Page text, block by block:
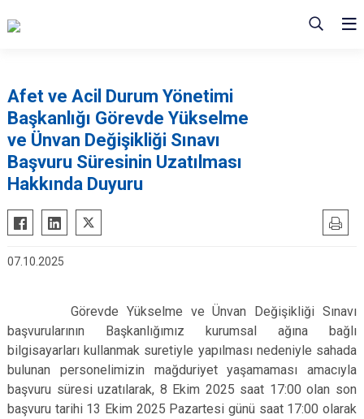
Afet ve Acil Durum Yönetimi
Başkanlığı Görevde Yükselme
ve Ünvan Değişikliği Sınavı
Başvuru Süresinin Uzatılması
Hakkında Duyuru
07.10.2025
Görevde Yükselme ve Ünvan Değişikliği Sınavı
başvurularının Başkanlığımız kurumsal ağına bağlı
bilgisayarları kullanmak suretiyle yapılması nedeniyle sahada
bulunan personelimizin mağduriyet yaşamaması amacıyla
başvuru süresi uzatılarak, 8 Ekim 2025 saat 17:00 olan son
başvuru tarihi 13 Ekim 2025 Pazartesi günü saat 17:00 olarak